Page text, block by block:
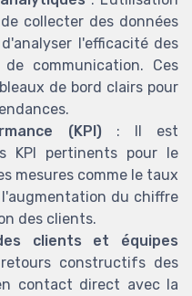
collecter des données
l'efficacité des
communication. Ces
de bord clairs pour
(KPI): Il est
KPI pertinents pour le
mesures comme le taux
du chiffre
des clients.
clients et équipes
constructifs des
contact direct avec la